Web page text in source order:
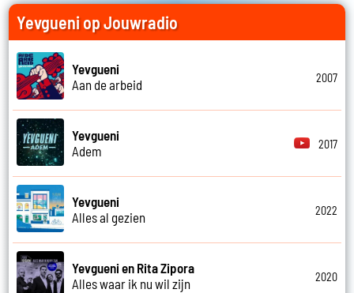
Yevgueni op Jouwradio
Yevgueni
Aan de arbeid
2007
Yevgueni
Adem
2017
Yevgueni
Alles al gezien
2022
Yevgueni en Rita Zipora
Alles waar ik nu wil zijn
2020